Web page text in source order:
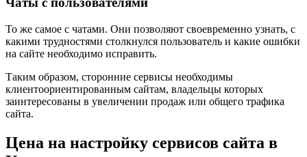
То же самое с чатами. Они позволяют своевременно узнать, с
какими трудностями столкнулся пользователь и какие ошибки
на сайте необходимо исправить.
Таким образом, сторонние сервисы необходимы
клиентоориентированным сайтам, владельцы которых
заинтересованы в увеличении продаж или общего трафика
сайта.
Цена на настройку сервисов сайта в